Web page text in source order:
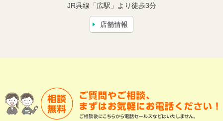
JR呉線「広駅」より徒歩3分
店舗情報